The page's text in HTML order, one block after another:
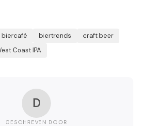
biercafé biertrends
craft beer
Coast IPA
D
GESCHREVEN DOOR